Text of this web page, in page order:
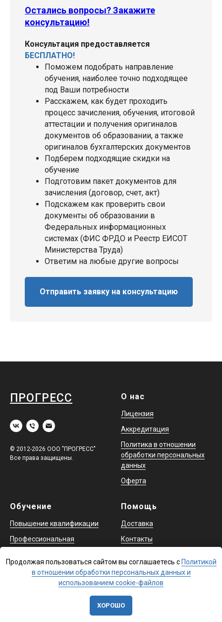
Остались вопросы? Закажите
консультацию!
Консультация предоставляется
БЕСПЛАТНО!
Поможем подобрать направление
обучения, наиболее точно подходящее
под Ваши потребности
Расскажем, как будет проходить
процесс зачисления, обучения, итоговой
аттестации и получения оригиналов
документов об образовании, а также
оригиналов бухгалтерских документов
Подберем подходящие скидки на
обучение
Подготовим пакет документов для
зачисления (договор, счет, акт)
Подскажем как проверить свои
документы об образовании в
Федеральных информационных
системах (ФИС ФРДО и Реестр ЕИСОТ
Министерства Труда)
Ответим на любые другие вопросы
Отправить заявку на консультацию
ПРОГРЕСС
© 2012-2026 ООО "ПРОГРЕСС"
Все права защищены.
О нас
Лицензия
Аккредитация
Политика в отношении
обработки персональных
данных
Оферта
Обучение
Повышение квалификации
Профессиональная
переподготовка
Охрана труда и аттестация
в ЕИСОТ
Помощь
Доставка
Контакты
Продолжая пользоваться сайтом вы соглашаетесь с Политикой
в отношении обработки персональных данных и
использованием cookie-файлов
ХОРОШО